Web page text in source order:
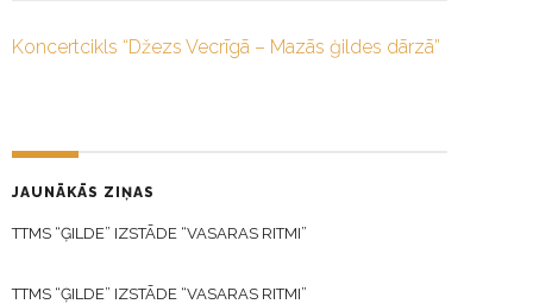
Koncertcikls “Džezs Vecrīgā – Mazās ģildes dārzā”
JAUNĀKĀS ZIŅAS
TTMS “ĢILDE” IZSTĀDE “VASARAS RITMI”
TTMS “ĢILDE” IZSTĀDE “VASARAS RITMI”